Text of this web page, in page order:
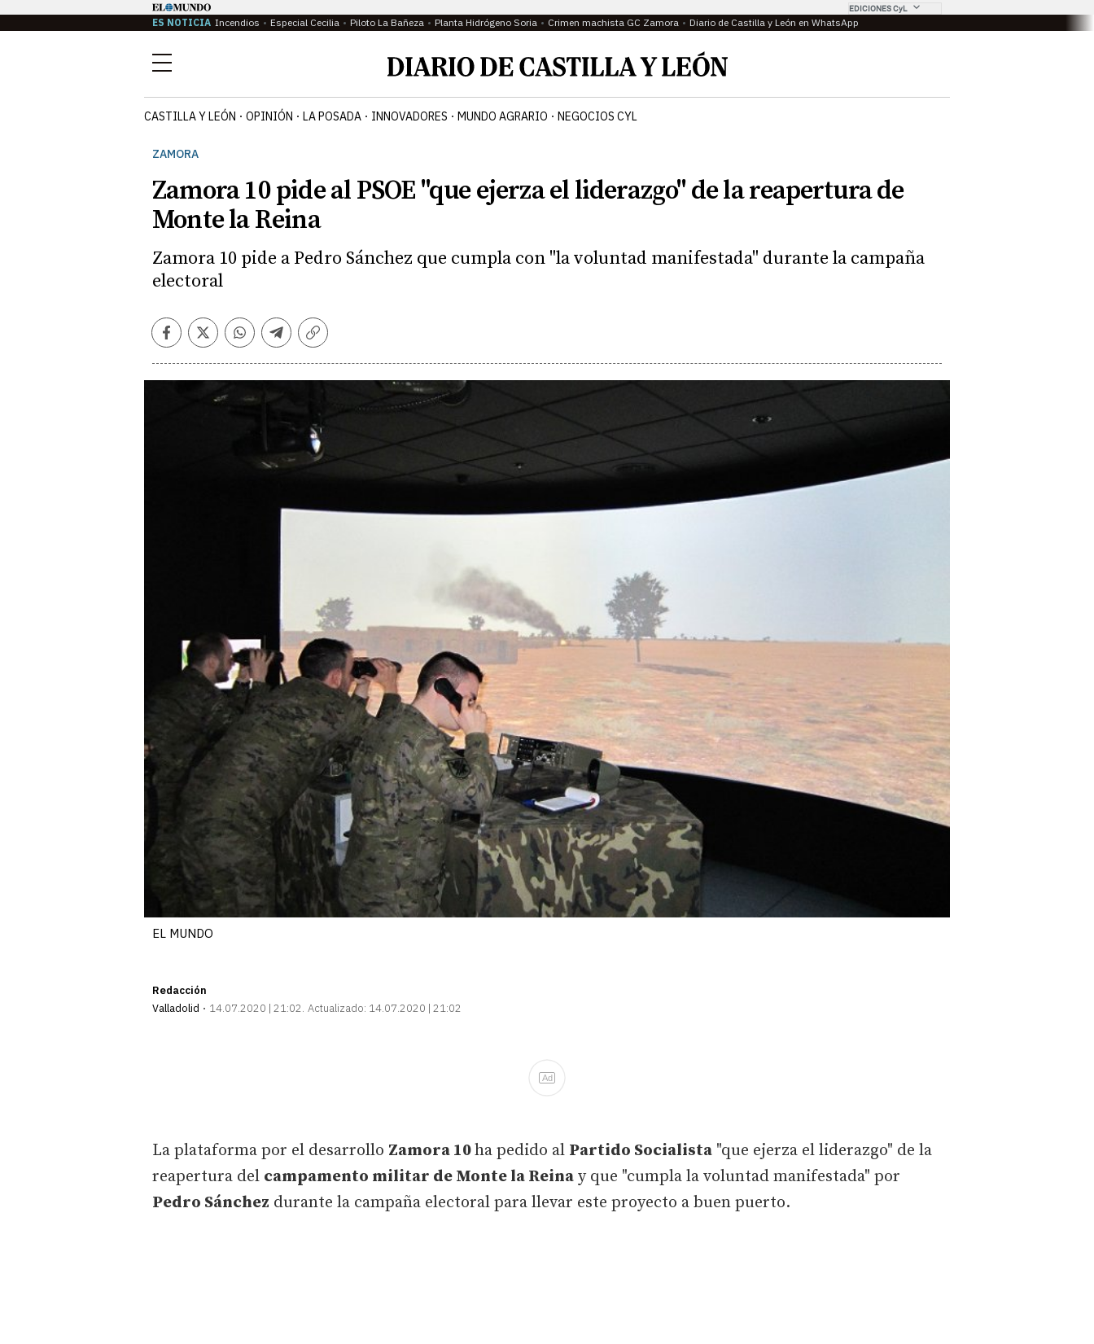
EDICIONES CyL
ES NOTICIA Incendios Especial Cecilia Piloto La Bañeza Planta Hidrógeno Soria Crimen machista GC Zamora Diario de Castilla y León en WhatsApp
Menú
CASTILLA Y LEÓN OPINIÓN LA POSADA INNOVADORES MUNDO AGRARIO NEGOCIOS CYL
ZAMORA
Zamora 10 pide al PSOE "que ejerza el liderazgo" de la reapertura de
Monte la Reina
Zamora 10 pide a Pedro Sánchez que cumpla con "la voluntad manifestada" durante la campaña
electoral
FacebookTwitterWhatsappTelegramCopiar
EL MUNDO
Redacción
Valladolid
14.07.2020 | 21:02 Actualizado: 14.07.2020 | 21:02
Ad
La plataforma por el desarrollo Zamora 10ha pedido al Partido Socialista "que ejerza el liderazgo" de la
reapertura del campamento militar de Monte la Reina y que "cumpla la voluntad manifestada" por
Pedro Sánchez durante la campaña electoral para llevar este proyecto a buen puerto.